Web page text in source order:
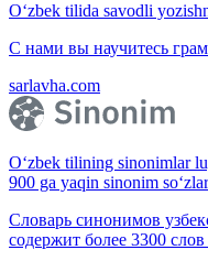
O‘zbek tilida savodli
С нами вы научитесь
sarlavha.com
O‘zbek tilining sinonimlar
900 ga yaqin sinonim
Словарь синонимов
содержит более 3300